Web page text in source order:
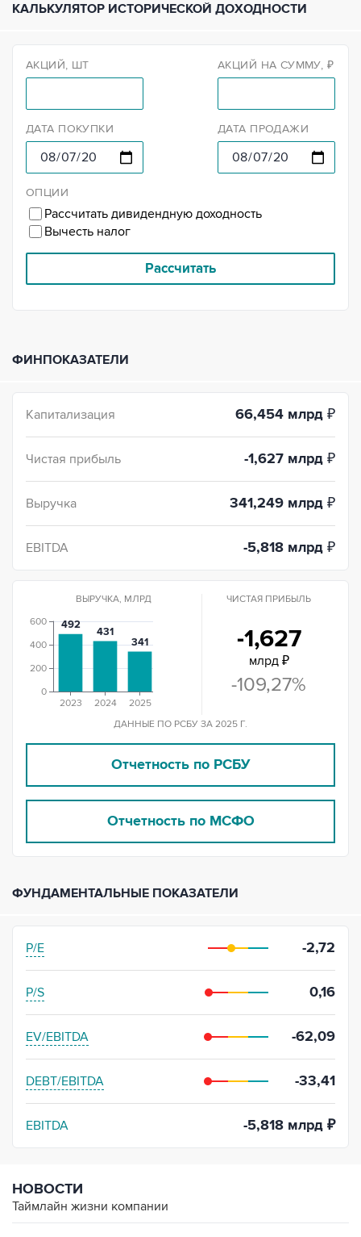
КАЛЬКУЛЯТОР ИСТОРИЧЕСКОЙ ДОХОДНОСТИ
АКЦИЙ, ШТ АКЦИЙ НА СУММУ, ₽
ДАТА ПОКУПКИ ДАТА ПРОДАЖИ
ОПЦИИ
Рассчитать дивидендную доходность
Вычесть налог
Рассчитать
ФИНПОКАЗАТЕЛИ
Капитализация 66,454 млрд ₽
Чистая прибыль -1,627 млрд ₽
Выручка 341,249 млрд ₽
EBITDA -5,818 млрд ₽
ВЫРУЧКА, МЛРД
0
200
400
600
2023 2024 2025
492
431
341
ЧИСТАЯ ПРИБЫЛЬ
-1,627
млрд ₽
-109,27%
ДАННЫЕ ПО РСБУ ЗА 2025 Г.
Отчетность по РСБУ
Отчетность по МСФО
ФУНДАМЕНТАЛЬНЫЕ ПОКАЗАТЕЛИ
P/E -2,72
P/S 0,16
EV/EBITDA -62,09
DEBT/EBITDA -33,41
EBITDA -5,818 млрд ₽
НОВОСТИ
Таймлайн жизни компании